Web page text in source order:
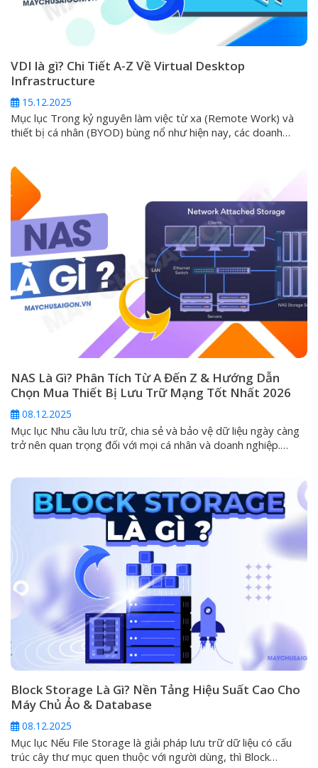
VDI là gì? Chi Tiết A-Z Về Virtual Desktop
Infrastructure
15.12.2025
Mục lục Trong kỷ nguyên làm việc từ xa (Remote Work) và
thiết bị cá nhân (BYOD) bùng nổ như hiện nay, các doanh
suất cao cho mọi nhân...
NAS Là Gì? Phân Tích Từ A Đến Z & Hướng Dẫn
Chọn Mua Thiết Bị Lưu Trữ Mạng Tốt Nhất 2026
08.12.2025
Mục lục Nhu cầu lưu trữ, chia sẻ và bảo vệ dữ liệu ngày càng
trở nên quan trọng đối với mọi cá nhân và doanh nghiệp.
khả...
Block Storage Là Gì? Nền Tảng Hiệu Suất Cao Cho
Máy Chủ Ảo & Database
08.12.2025
Mục lục Nếu File Storage là giải pháp lưu trữ dữ liệu có cấu
trúc cây thư mục quen thuộc với người dùng, thì Block